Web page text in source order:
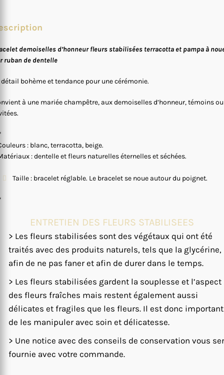
demoiselles d’honneur fleurs stabilisées terracotta et pampa à
ruban de dentelle
détail bohème et tendance pour une cérémonie.
à une mariée champêtre, aux demoiselles d’honneur, témoins ou
: blanc, terracotta, beige.
: dentelle et fleurs naturelles éternelles et séchées.
Taille : bracelet réglable. Le bracelet se noue autour du poignet.
ENTRETIEN DES FLEURS STABILISEES
> Les fleurs stabilisées sont des végétaux qui ont été
traités avec des produits naturels, tels que la glycérine,
afin de ne pas faner et afin de durer dans le temps.
> Les fleurs stabilisées gardent la souplesse et l’aspect
des fleurs fraîches mais restent également aussi
délicates et fragiles que les fleurs. Il est donc important
de les manipuler avec soin et délicatesse.
> Une notice avec des conseils de conservation vous
fournie avec votre commande.